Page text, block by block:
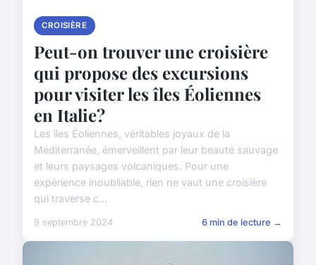
CROISIÈRE
Peut-on trouver une croisière
qui propose des excursions
pour visiter les îles Éoliennes
en Italie?
Les îles Éoliennes, véritables joyaux de la
Méditerranée, émerveillent par leur beauté sauvage
et leurs paysages volcaniques. Pour une
expérience inoubliable, rien ne vaut une croisière
qui traverse c...
9 septembre 2024 6 min de lecture →